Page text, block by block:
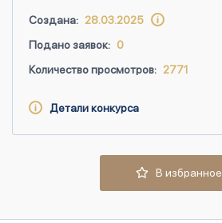
Создана: 28.03.2025
Подано заявок: 0
Количество просмотров: 2771
Детали конкурса
В избранное